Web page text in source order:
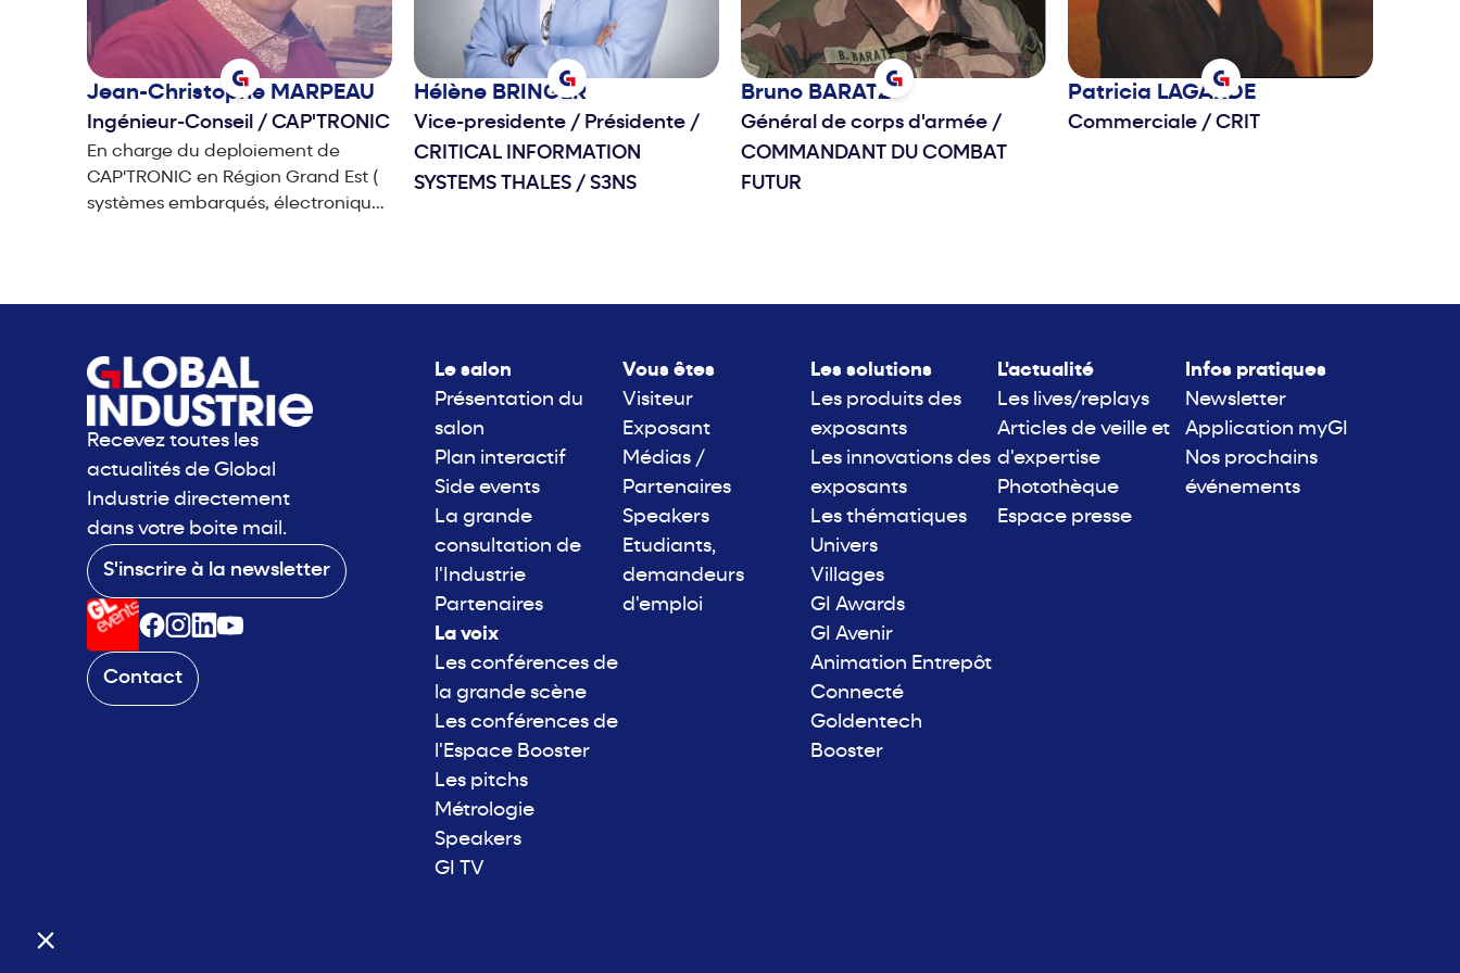
Jean-Christophe MARPEAU
Ingénieur-Conseil / CAP'TRONIC
En charge du deploiement de
CAP'TRONIC en Région Grand Est (
systèmes embarqués, électronique,
Hélène BRINGER
Vice-presidente / Présidente /
CRITICAL INFORMATION
SYSTEMS THALES / S3NS
Bruno BARATZ
Général de corps d'armée /
COMMANDANT DU COMBAT
FUTUR
Patricia LAGARDE
Commerciale / CRIT
Recevez toutes les
actualités de Global
Industrie directement
dans votre boite mail.
S'inscrire à la newsletter
Contact
Le salon
Présentation du
salon
Plan interactif
Side events
La grande
consultation de
l'Industrie
Partenaires
La voix
Les conférences de
la grande scène
Les conférences de
l'Espace Booster
Les pitchs
Métrologie
Speakers
GI TV
Vous êtes
Visiteur
Exposant
Médias /
Partenaires
Speakers
Etudiants,
demandeurs
d'emploi
Les solutions
Les produits des
exposants
Les innovations des
exposants
Les thématiques
Univers
Villages
GI Awards
GI Avenir
Animation Entrepôt
Connecté
Goldentech
Booster
L'actualité
Les lives/replays
Articles de veille et
d'expertise
Photothèque
Espace presse
Infos pratiques
Newsletter
Application myGI
Nos prochains
événements